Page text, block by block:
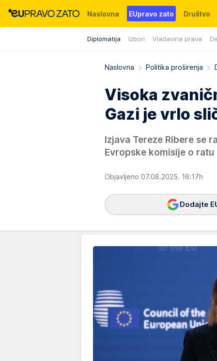
Naslovna EUpravo zato Društvo
Diplomatija Izbori Vladavina prava
Događaji News WMG fondacija
Naslovna Politika proširenja
Visoka
Gazi je vrlo
Izjava Tereze Ribere se
Evropske komisije o ratu
Objavljeno 07.08.2025. 16:17h
Dodajte